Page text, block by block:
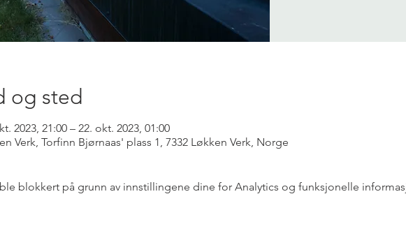
og sted
2023, 21:00 – 22. okt. 2023, 01:00
Verk, Torfinn Bjørnaas' plass 1, 7332 Løkken Verk, Norge
blokkert på grunn av innstillingene dine for Analytics og funksjonelle